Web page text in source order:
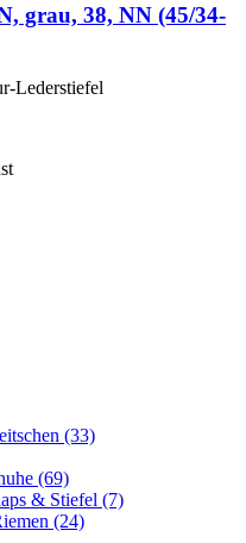
grau, 38, NN (45/34-​
​Lederstiefel
(33)
(69)
& Stiefel (7)
(24)